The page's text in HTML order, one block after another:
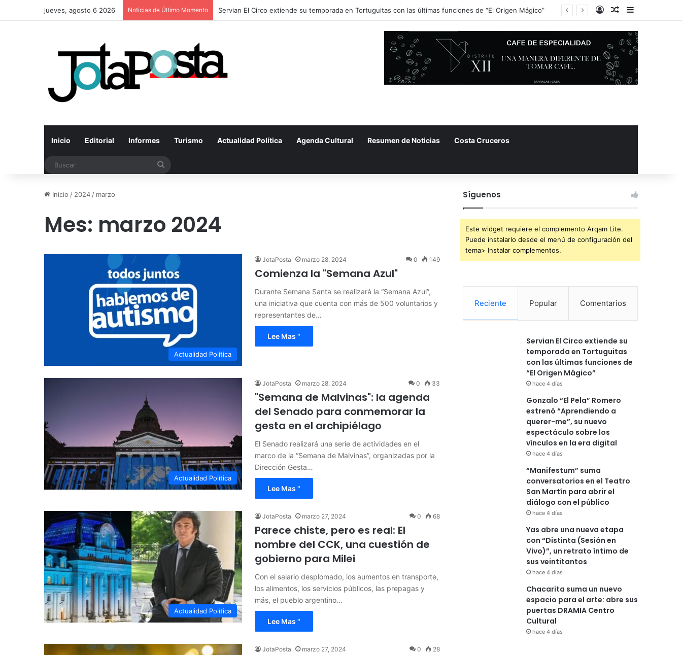
jueves, agosto 6 2026 Noticias de Último Momento Iniciar Sesión
ArtículoBarra Lateral
Inicio Editorial Informes Turismo Actualidad Política Agenda Cultural Resumen de Noticias Costa Cruceros
Inicio / 2024 / marzo
Mes: marzo 2024
Actualidad Política
JotaPosta marzo 28, 2024 0 149
Comienza la "Semana Azul"
Durante Semana Santa se realizará la “Semana Azul”,
una iniciativa que cuenta con más de 500 voluntarios y
representantes de…
Lee Mas "
Actualidad Política
JotaPosta marzo 28, 2024 0 33
"Semana de Malvinas": la agenda
del Senado para conmemorar la
gesta en el archipiélago
El Senado realizará una serie de actividades en el
marco de la “Semana de Malvinas”, organizadas por la
Dirección Gesta…
Lee Mas "
Actualidad Política
JotaPosta marzo 27, 2024 0 68
Parece chiste, pero es real: El
nombre del CCK, una cuestión de
gobierno para Milei
Con el salario desplomado, los aumentos en transporte,
los alimentos, los servicios públicos, las prepagas y
más, el pueblo argentino…
Lee Mas "
JotaPosta marzo 27, 2024 0 28
Síguenos
Este widget requiere el complemento Arqam Lite.
Puede instalarlo desde el menú de configuración del
tema> Instalar complementos.
Reciente Popular Comentarios
Servian El Circo extiende su
temporada en Tortuguitas
con las últimas funciones de
“El Origen Mágico”
hace 4 días
Gonzalo “El Pela” Romero
estrenó “Aprendiendo a
querer-me”, su nuevo
espectáculo sobre los
vínculos en la era digital
hace 4 días
“Manifestum” suma
conversatorios en el Teatro
San Martín para abrir el
diálogo con el público
hace 4 días
Yas abre una nueva etapa
con “Distinta (Sesión en
Vivo)”, un retrato íntimo de
sus veintitantos
hace 4 días
Chacarita suma un nuevo
espacio para el arte: abre sus
puertas DRAMIA Centro
Cultural
hace 4 días